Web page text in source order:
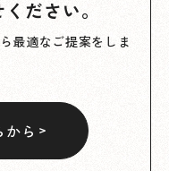
ださい。
最適なご提案をしま
から